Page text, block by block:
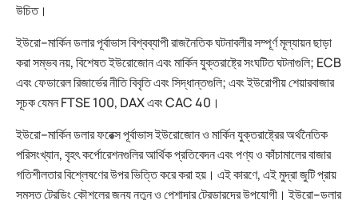
উচিত।
ইউরো–মার্কিন ডলার পূর্বাভাস বিশ্বব্যাপী রাজনৈতিক ঘটনাবলীর সম্পূর্ণ মূল্যায়ন ছাড়া
করা সম্ভব নয়, বিশেষত ইউরোজোন এবং মার্কিন যুক্তরাষ্ট্রে সংঘটিত ঘটনাগুলি; ECB
এবং ফেডারেল রিজার্ভের নীতি বিবৃতি এবং সিদ্ধান্তগুলি; এবং ইউরোপীয় শেয়ারবাজার
সূচক যেমন FTSE 100, DAX এবং CAC 40।
ইউরো–মার্কিন ডলার ফরেক্স পূর্বাভাস ইউরোজোন ও মার্কিন যুক্তরাষ্ট্রের অর্থনৈতিক
পরিসংখ্যান, বৃহৎ কর্পোরেশনগুলির আর্থিক প্রতিবেদন এবং পণ্য ও কাঁচামালের বাজার
গতিশীলতার বিশ্লেষণের উপর ভিত্তি করে করা হয়। এই কারণে, এই মুদ্রা জুটি প্রায়
সমস্ত ট্রেডিং কৌশলের জন্য নতুন ও পেশাদার ট্রেডারদের উপযোগী। ইউরো–ডলার